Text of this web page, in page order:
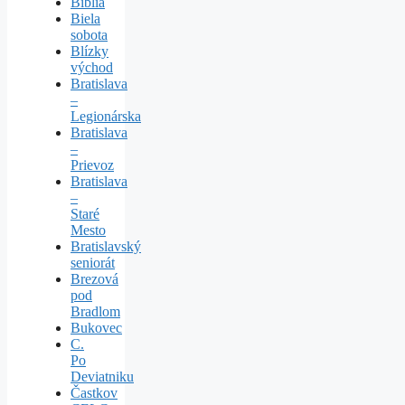
Biela
sobota
Blízky
východ
Bratislava
–
Legionárska
Bratislava
–
Prievoz
Bratislava
–
Staré
Mesto
Bratislavský
seniorát
Brezová
pod
Bradlom
Bukovec
C.
Po
Deviatniku
Častkov